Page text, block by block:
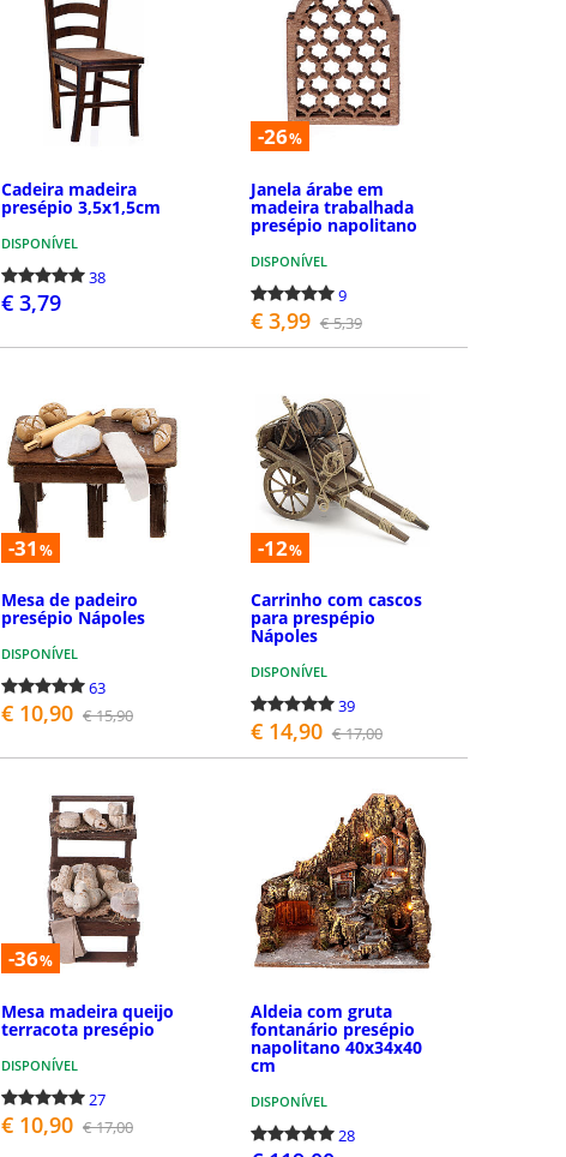
Cadeira madeira
presépio 3,5x1,5cm
DISPONÍVEL
38
€ 3,79
-26%
Janela árabe em
madeira trabalhada
presépio napolitano
DISPONÍVEL
9
€ 3,99 € 5,39
-31 %
Mesa de padeiro
presépio Nápoles
DISPONÍVEL
63
€ 10,90 € 15,90
-12%
Carrinho com cascos
para prespépio
Nápoles
DISPONÍVEL
39
€ 14,90 € 17,00
-36%
Mesa madeira queijo
terracota presépio
DISPONÍVEL
27
€ 10,90 € 17,00
Aldeia com gruta
fontanário presépio
napolitano 40x34x40
cm
DISPONÍVEL
28